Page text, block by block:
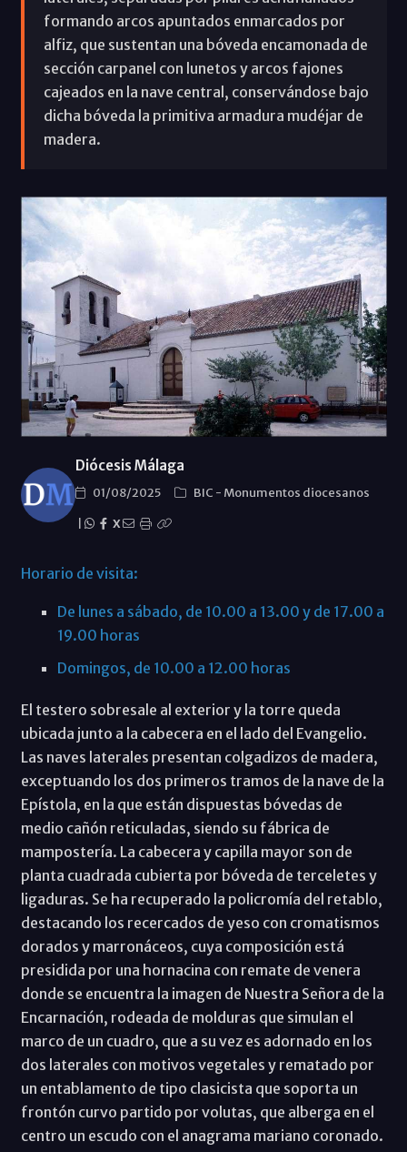
formando arcos apuntados enmarcados por
alfiz, que sustentan una bóveda encamonada de
sección carpanel con lunetos y arcos fajones
cajeados en la nave central, conservándose bajo
dicha bóveda la primitiva armadura mudéjar de
madera.
Diócesis Málaga
01/08/2025 BIC - Monumentos diocesanos
X
Horario de visita:
De lunes a sábado, de 10.00 a 13.00 y de 17.00 a
19.00 horas
Domingos, de 10.00 a 12.00 horas
El testero sobresale al exterior y la torre queda
ubicada junto a la cabecera en el lado del Evangelio.
Las naves laterales presentan colgadizos de madera,
exceptuando los dos primeros tramos de la nave de la
Epístola, en la que están dispuestas bóvedas de
medio cañón reticuladas, siendo su fábrica de
mampostería. La cabecera y capilla mayor son de
planta cuadrada cubierta por bóveda de terceletes y
ligaduras. Se ha recuperado la policromía del retablo,
destacando los recercados de yeso con cromatismos
dorados y marronáceos, cuya composición está
presidida por una hornacina con remate de venera
donde se encuentra la imagen de Nuestra Señora de la
Encarnación, rodeada de molduras que simulan el
marco de un cuadro, que a su vez es adornado en los
dos laterales con motivos vegetales y rematado por
un entablamento de tipo clasicista que soporta un
frontón curvo partido por volutas, que alberga en el
centro un escudo con el anagrama mariano coronado.